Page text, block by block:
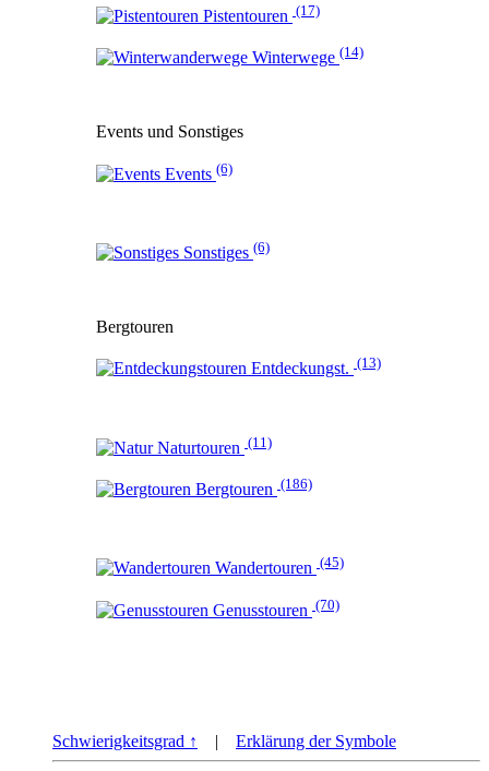
Pistentouren (17)
Winterwege (14)
Events und Sonstiges
Events (6)
Sonstiges (6)
Bergtouren
Entdeckungst. (13)
Naturtouren (11)
Bergtouren (186)
Wandertouren (45)
Genusstouren (70)
Schwierigkeitsgrad ↑ | Erklärung der Symbole